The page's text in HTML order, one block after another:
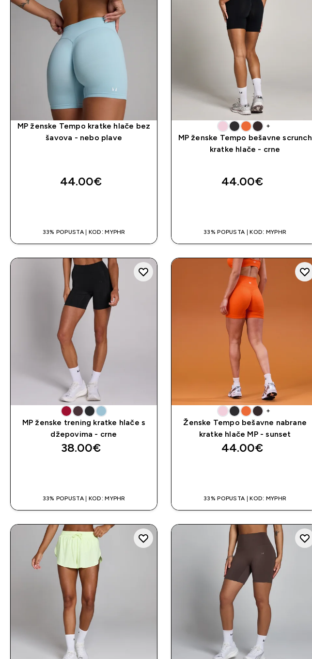
MP ženske Tempo kratke hlače bez
šavova - nebo plave
44.00€‎
33% POPUSTA | KOD: MYPHR
+
MP ženske Tempo bešavne scrunch
kratke hlače - crne
44.00€‎
33% POPUSTA | KOD: MYPHR
MP ženske trening kratke hlače s
džepovima - crne
38.00€‎
33% POPUSTA | KOD: MYPHR
+
Ženske Tempo bešavne nabrane
kratke hlače MP - sunset
44.00€‎
33% POPUSTA | KOD: MYPHR